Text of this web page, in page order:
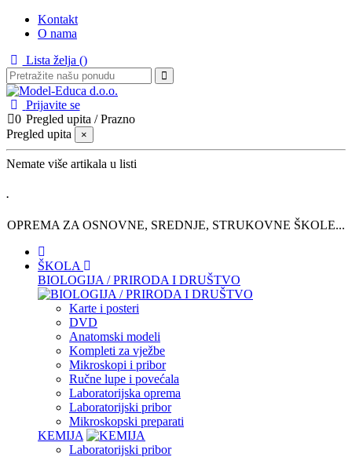
Kontakt
O nama
Lista želja ()
Prijavite se
0 Pregled upita /Prazno
Pregled upita
×
Nemate više artikala u listi
.
OPREMA ZA OSNOVNE, SREDNJE, STRUKOVNE ŠKOLE...
ŠKOLA
BIOLOGIJA / PRIRODA I DRUŠTVO
Karte i posteri
DVD
Anatomski modeli
Kompleti za vježbe
Mikroskopi i pribor
Ručne lupe i povećala
Laboratorijska oprema
Laboratorijski pribor
Mikroskopski preparati
KEMIJA
Laboratorijski pribor